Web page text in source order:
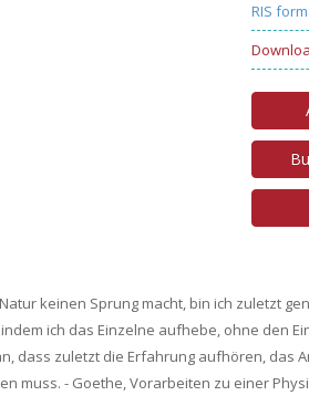
RIS
keinen Sprung macht, bin ich zuletzt
ich das Einzelne aufhebe, ohne den
dass zuletzt die Erfahrung aufhören, das
muss. - Goethe, Vorarbeiten zu einer